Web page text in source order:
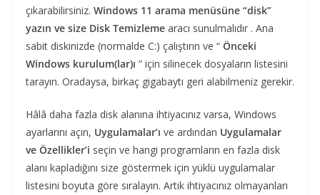
çıkarabilirsiniz. Windows 11 arama menüsüne “disk”
yazın ve size Disk Temizleme aracı sunulmalıdır . Ana
sabit diskinizde (normalde C:) çalıştırın ve “ Önceki
Windows kurulum(lar)ı ” için silinecek dosyaların listesini
tarayın. Oradaysa, birkaç gigabaytı geri alabilmeniz gerekir.
Hâlâ daha fazla disk alanına ihtiyacınız varsa, Windows
ayarlarını açın, Uygulamalar’ı ve ardından Uygulamalar
ve Özellikler’i seçin ve hangi programların en fazla disk
alanı kapladığını size göstermek için yüklü uygulamalar
listesini boyuta göre sıralayın. Artık ihtiyacınız olmayanları